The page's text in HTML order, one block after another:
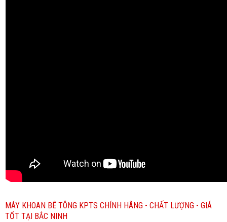
MÁY KHOAN BÊ TÔNG KPTS CHÍNH HÃNG - CHẤT LƯỢNG - GIÁ
TỐT TẠI BẮC NINH